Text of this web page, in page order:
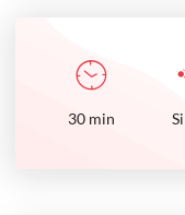
30 min